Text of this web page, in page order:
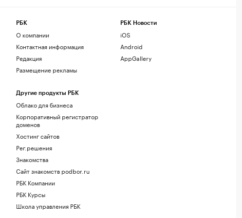
РБК
О компании
Контактная информация
Редакция
Размещение рекламы
Другие продукты РБК
Облако для бизнеса
Корпоративный регистратор
доменов
Хостинг сайтов
Рег.решения
Знакомства
Сайт знакомств podbor.ru
РБК Компании
РБК Курсы
Школа управления РБК
РБК Новости
iOS
Android
AppGallery